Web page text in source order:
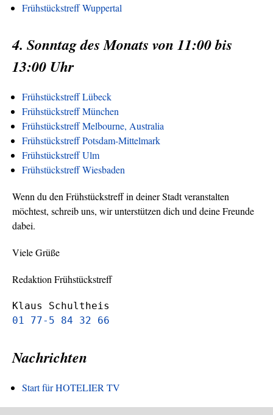
Frühstückstreff Wuppertal
4. Sonntag des Monats von 11:00 bis
13:00 Uhr
Frühstückstreff Lübeck
Frühstückstreff München
Frühstückstreff Melbourne, Australia
Frühstückstreff Potsdam-Mittelmark
Frühstückstreff Ulm
Frühstückstreff Wiesbaden
Wenn du den Frühstückstreff in deiner Stadt veranstalten
möchtest, schreib uns, wir unterstützen dich und deine Freunde
dabei.
Viele Grüße
Redaktion Frühstückstreff
Klaus Schultheis
01 77-5 84 32 66
Nachrichten
Start für HOTELIER TV